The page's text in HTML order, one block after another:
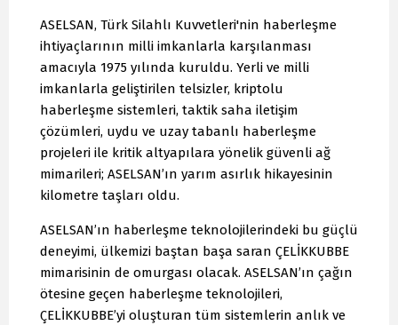
ASELSAN, Türk Silahlı Kuvvetleri'nin haberleşme
ihtiyaçlarının milli imkanlarla karşılanması
amacıyla 1975 yılında kuruldu. Yerli ve milli
imkanlarla geliştirilen telsizler, kriptolu
haberleşme sistemleri, taktik saha iletişim
çözümleri, uydu ve uzay tabanlı haberleşme
projeleri ile kritik altyapılara yönelik güvenli ağ
mimarileri; ASELSAN’ın yarım asırlık hikayesinin
kilometre taşları oldu.
ASELSAN’ın haberleşme teknolojilerindeki bu güçlü
deneyimi, ülkemizi baştan başa saran ÇELİKKUBBE
mimarisinin de omurgası olacak. ASELSAN’ın çağın
ötesine geçen haberleşme teknolojileri,
ÇELİKKUBBE’yi oluşturan tüm sistemlerin anlık ve